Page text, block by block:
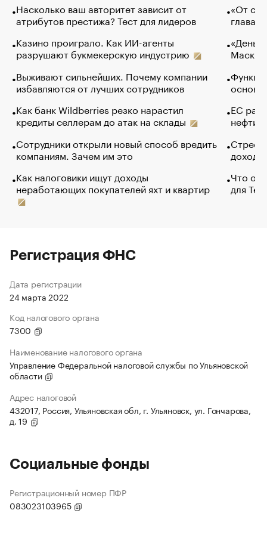
Насколько ваш авторитет зависит от
атрибутов престижа? Тест для лидеров
Казино проиграло. Как ИИ-агенты
разрушают букмекерскую индустрию
Выживают сильнейших. Почему компании
избавляются от лучших сотрудников
Как банк Wildberries резко нарастил
кредиты селлерам до атак на склады
Сотрудники открыли новый способ вредить
компаниям. Зачем им это
Как налоговики ищут доходы
неработающих покупателей яхт и квартир
«От
глава
Маск в
основ
ЕС
нефти
Что
для
Регистрация ФНС
Дата регистрации
24 марта 2022
Код налогового органа
7300
Наименование налогового органа
Управление Федеральной налоговой службы по Ульяновской
области
Адрес налоговой
432017, Россия, Ульяновская обл, г. Ульяновск, ул. Гончарова,
д. 19
Социальные фонды
Регистрационный номер ПФР
083023103965